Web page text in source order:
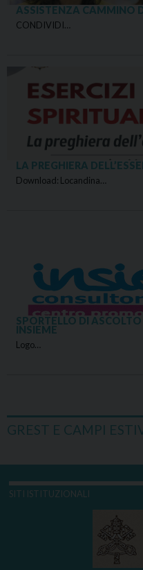
ASSISTENZA CAMMINO
CONDIVIDI…
LA PREGHIERA
Download: Locandina…
SPORTELLO DI
INSIEME
Logo…
GREST E CAMPI
SITI ISTITUZIONALI